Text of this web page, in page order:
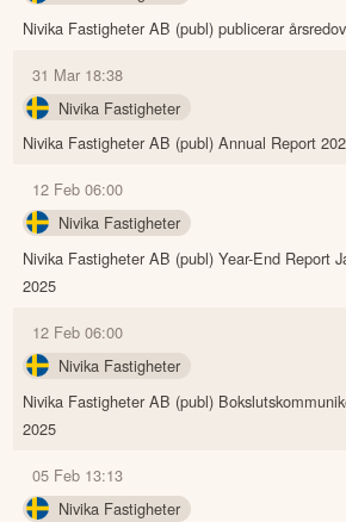
Nivika Fastigheter AB (publ) publicerar
31 Mar 18:38
Nivika Fastigheter
Nivika Fastigheter AB (publ) Annual Report
12 Feb 06:00
Nivika Fastigheter
Nivika Fastigheter AB (publ) Year-End Report
2025
12 Feb 06:00
Nivika Fastigheter
Nivika Fastigheter AB (publ)
2025
05 Feb 13:13
Nivika Fastigheter